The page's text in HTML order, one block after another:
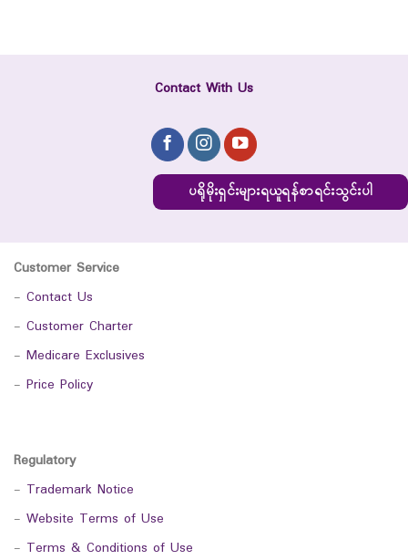
Contact With Us
ပရိုမိုးရှင်းများရယူရန်စာရင်းသွင်းပါ
Customer Service
- Contact Us
- Customer Charter
- Medicare Exclusives
- Price Policy
Regulatory
- Trademark Notice
- Website Terms of Use
- Terms & Conditions of Use